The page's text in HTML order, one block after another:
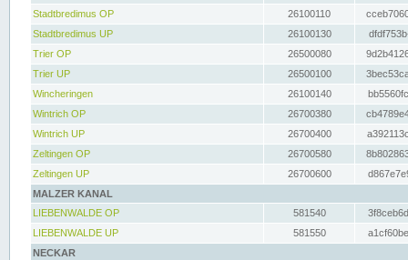
Stadtbredimus OP
26100110
Stadtbredimus UP
26100130
Trier OP
26500080
Trier UP
26500100
Wincheringen
26100140
Wintrich OP
26700380
Wintrich UP
26700400
Zeltingen OP
26700580
Zeltingen UP
26700600
MALZER KANAL
LIEBENWALDE OP
581540
LIEBENWALDE UP
581550
NECKAR